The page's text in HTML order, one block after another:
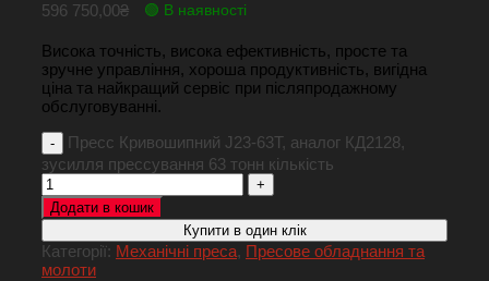
596 750,00₴ 🟢 В наявності
Висока точність, висока ефективність, просте та
зручне управління, хороша продуктивність, вигідна
ціна та найкращий сервіс при післяпродажному
обслуговуванні.
Пресс Кривошипний J23-63T, аналог КД2128,
зусилля прессування 63 тонн кількість
Додати в кошик
Купити в один клік
Категорії: Механічні преса, Пресове обладнання та
молоти